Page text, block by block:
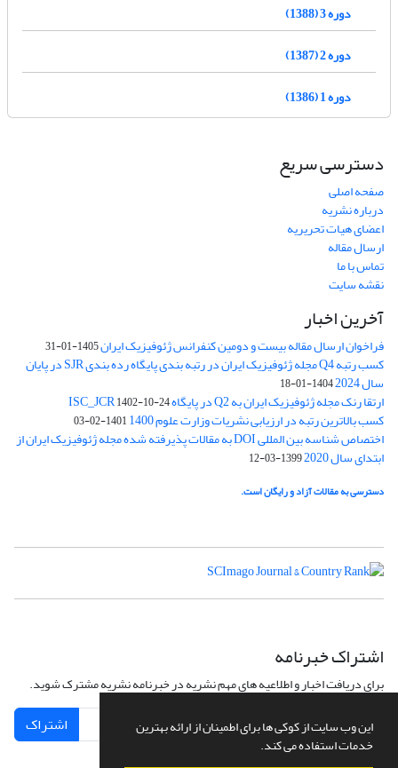
این وب سایت از کوکی ها برای اطمینان از ارائه بهترین
خدمات استفاده می کند.
دوره 3 (1388)
دوره 2 (1387)
دوره 1 (1386)
دسترسی سریع
صفحه اصلی
درباره نشریه
اعضای هیات تحریریه
ارسال مقاله
تماس با ما
نقشه سایت
آخرین اخبار
فراخوان ارسال مقاله بیست و دومین کنفرانس ژئوفیزیک ایران1405-01-31
کسب رتبه Q4 مجله ژئوفیزیک ایران در رتبه بندی پایگاه رده بندی SJR در پایان
سال 2024 1404-01-18
ارتقا رنک مجله ژئوفیزیک ایران به Q2 در پایگاه ISC_JCR 1402-10-24
کسب بالاترین رتبه در ارزیابی نشریات وزارت علوم 1400 1401-02-03
اختصاص شناسه بین المللی DOI به مقالات پذیرفته شده مجله ژئوفیزیک ایران از
ابتدای سال 2020 1399-03-12
دسترسی به مقالات آزاد و رایگان است.
اشتراک خبرنامه
برای دریافت اخبار و اطلاعیه های مهم نشریه در خبرنامه نشریه مشترک شوید.
اشتراک